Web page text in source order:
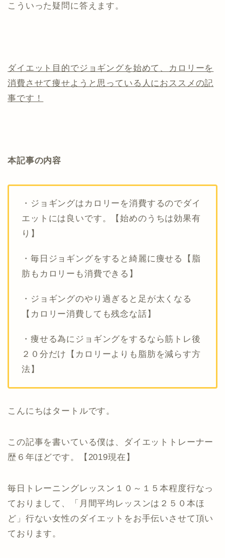
こういった疑問に答えます。
ダイエット目的でジョギングを始めて、カロリーを
消費させて痩せようと思っている人におススメの記
事です！
本記事の内容
・ジョギングはカロリーを消費するのでダイ
エットには良いです。【始めのうちは効果有
り】
・毎日ジョギングをすると綺麗に痩せる【脂
肪もカロリーも消費できる】
・ジョギングのやり過ぎると足が太くなる
【カロリー消費しても残念な話】
・痩せる為にジョギングをするなら筋トレ後
２０分だけ【カロリーよりも脂肪を減らす方
法】
こんにちはタートルです。
この記事を書いている僕は、ダイエットトレーナー
歴６年ほどです。【2019現在】
毎日トレーニングレッスン１０～１５本程度行なっ
ておりまして、「月間平均レッスンは２５０本ほ
ど」行ない女性のダイエットをお手伝いさせて頂い
ております。